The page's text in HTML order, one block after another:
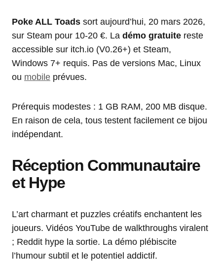
Poke ALL Toads sort aujourd’hui, 20 mars 2026,
sur Steam pour 10-20 €. La démo gratuite reste
accessible sur itch.io (V0.26+) et Steam,
Windows 7+ requis. Pas de versions Mac, Linux
ou mobile prévues.
Prérequis modestes : 1 GB RAM, 200 MB disque.
En raison de cela, tous testent facilement ce bijou
indépendant.
Réception Communautaire
et Hype
L’art charmant et puzzles créatifs enchantent les
joueurs. Vidéos YouTube de walkthroughs viralent
; Reddit hype la sortie. La démo plébiscite
l’humour subtil et le potentiel addictif.